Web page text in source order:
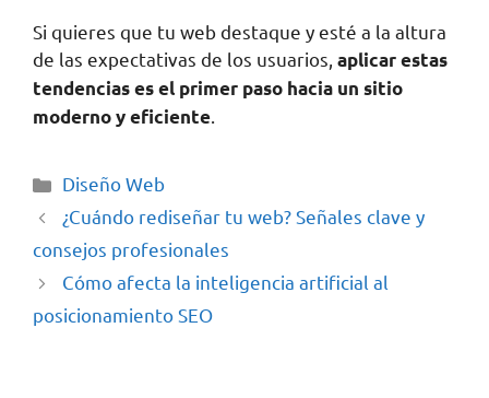
Si quieres que tu web destaque y esté a la altura
de las expectativas de los usuarios, aplicar estas
tendencias es el primer paso hacia un sitio
moderno y eficiente.
Diseño Web
¿Cuándo rediseñar tu web? Señales clave y
consejos profesionales
Cómo afecta la inteligencia artificial al
posicionamiento SEO